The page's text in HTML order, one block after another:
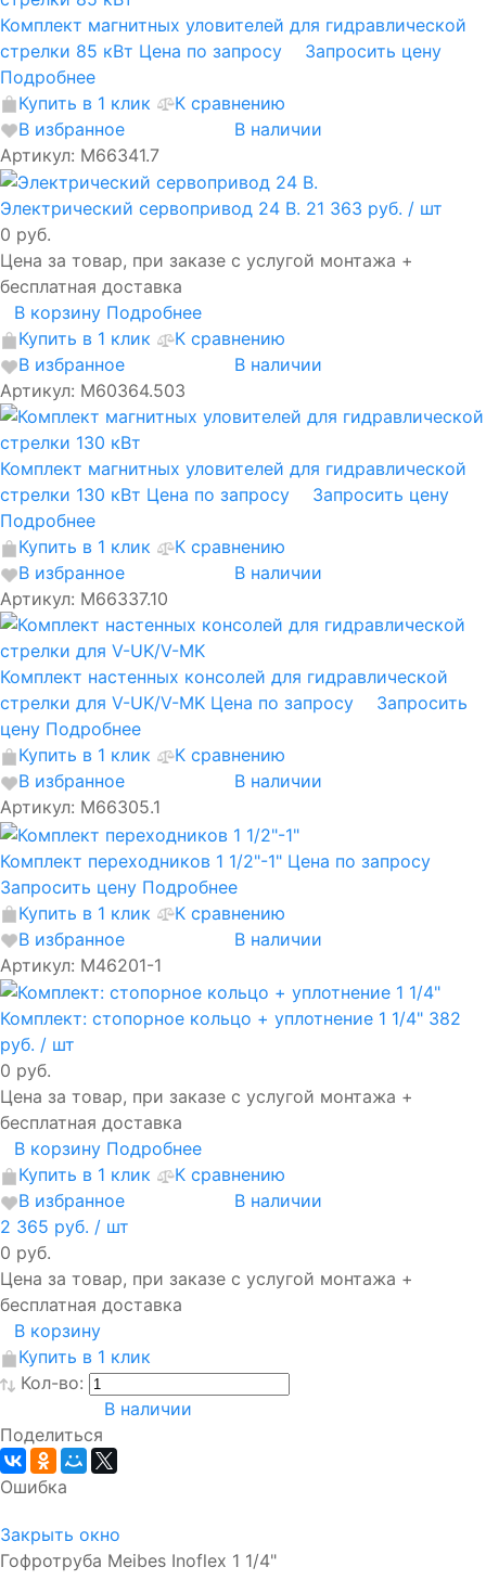
Комплект магнитных уловителей для гидравлической
стрелки 85 кВт Цена по запросу
Запросить цену
Подробнее
Купить в 1 клик
К сравнению
В избранное
В наличии
Артикул: M66341.7
Электрический сервопривод 24 B. 21 363 руб. / шт
0 руб.
Цена за товар, при заказе с услугой монтажа +
бесплатная доставка
В корзину Подробнее
Купить в 1 клик
К сравнению
В избранное
В наличии
Артикул: M60364.503
Комплект магнитных уловителей для гидравлической
стрелки 130 кВт Цена по запросу
Запросить цену
Подробнее
Купить в 1 клик
К сравнению
В избранное
В наличии
Артикул: M66337.10
Комплект настенных консолей для гидравлической
стрелки для V-UK/V-MK Цена по запросу
Запросить
цену Подробнее
Купить в 1 клик
К сравнению
В избранное
В наличии
Артикул: M66305.1
Комплект переходников 1 1/2"-1" Цена по запросу
Запросить цену Подробнее
Купить в 1 клик
К сравнению
В избранное
В наличии
Артикул: M46201-1
Комплект: стопорное кольцо + уплотнение 1 1/4" 382
руб. / шт
0 руб.
Цена за товар, при заказе с услугой монтажа +
бесплатная доставка
В корзину Подробнее
Купить в 1 клик
К сравнению
В избранное
В наличии
2 365 руб. / шт
0 руб.
Цена за товар, при заказе с услугой монтажа +
бесплатная доставка
В корзину
Купить в 1 клик
Кол-во:
В наличии
Поделиться
Ошибка
Закрыть окно
Гофротруба Meibes Inoflex 1 1/4"